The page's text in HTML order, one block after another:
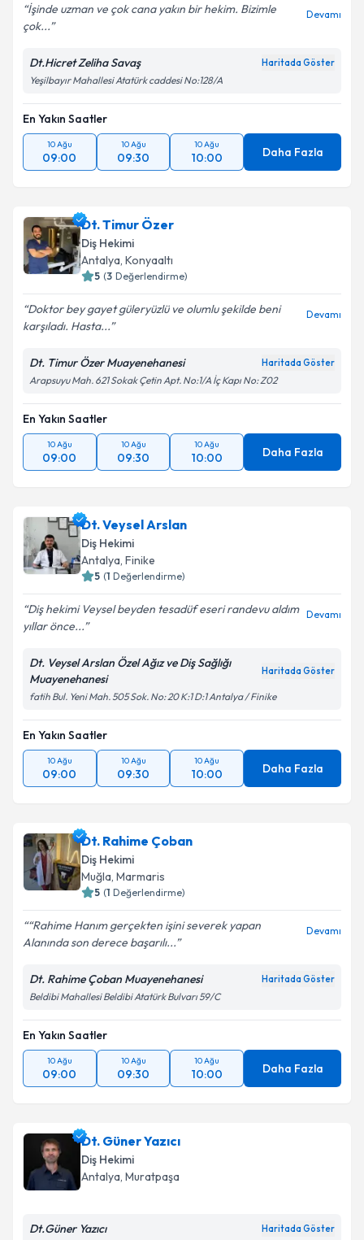
İşinde uzman ve çok cana yakın bir hekim. Bizimle
çok...
Devamı
Dt.Hicret Zeliha Savaş Haritada Göster
Yeşilbayır Mahallesi Atatürk caddesi No:128/A
En Yakın Saatler
10 Ağu
09:00
10 Ağu
09:30
10 Ağu
10:00 Daha Fazla
Dt. Timur Özer
Diş Hekimi
Antalya, Konyaaltı
5 (3 Değerlendirme)
Doktor bey gayet güleryüzlü ve olumlu şekilde beni
karşıladı. Hasta...
Devamı
Dt. Timur Özer Muayenehanesi Haritada Göster
Arapsuyu Mah. 621 Sokak Çetin Apt. No:1/A İç Kapı No: Z02
En Yakın Saatler
10 Ağu
09:00
10 Ağu
09:30
10 Ağu
10:00 Daha Fazla
Dt. Veysel Arslan
Diş Hekimi
Antalya, Finike
5 (1 Değerlendirme)
Diş hekimi Veysel beyden tesadüf eseri randevu aldım
yıllar önce...
Devamı
Dt. Veysel Arslan Özel Ağız ve Diş Sağlığı
Muayenehanesi
Haritada Göster
fatih Bul. Yeni Mah. 505 Sok. No: 20 K:1 D:1 Antalya / Finike
En Yakın Saatler
10 Ağu
09:00
10 Ağu
09:30
10 Ağu
10:00 Daha Fazla
Dt. Rahime Çoban
Diş Hekimi
Muğla, Marmaris
5 (1 Değerlendirme)
“Rahime Hanım gerçekten işini severek yapan
Alanında son derece başarılı...
Devamı
Dt. Rahime Çoban Muayenehanesi Haritada Göster
Beldibi Mahallesi Beldibi Atatürk Bulvarı 59/C
En Yakın Saatler
10 Ağu
09:00
10 Ağu
09:30
10 Ağu
10:00 Daha Fazla
Dt. Güner Yazıcı
Diş Hekimi
Antalya, Muratpaşa
Dt.Güner Yazıcı Haritada Göster